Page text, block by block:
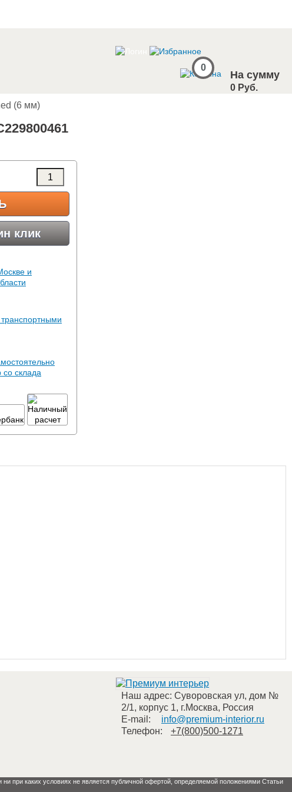
0
На сумму
0 Руб.
(6 мм)
клик
и
со склада
Наш адрес: Суворовская ул, дом №
2/1, корпус 1, г.Москва, Россия
E-mail:
info@premium-interior.ru
Телефон:
+7(800)500-1271
при каких условиях не является публичной офертой, определяемой положениями Статьи